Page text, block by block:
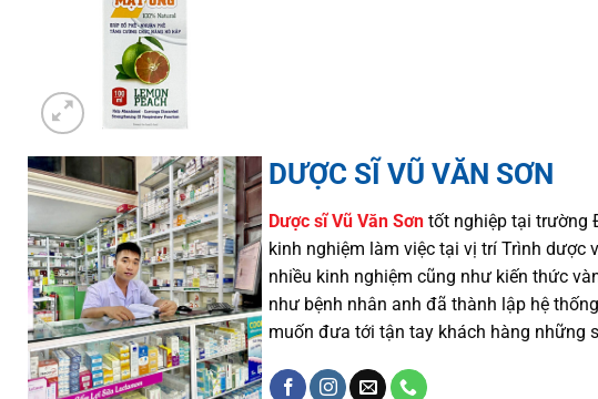
DƯỢC SĨ VŨ VĂN SƠN
Dược sĩVũ Văn Sơntốt nghiệp tại trường
kinh nghiệm làm việc tại vị trí Trình dược
nhiều kinh nghiệm cũng nhưkiến thức
nhưbệnh nhân anh đã thành lập hệ
muốn đưa tới tận tay khách hàng những